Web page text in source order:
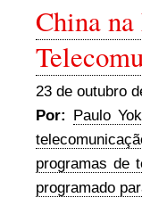
China
23 de outubro
Por: Paulo
programas de
programado